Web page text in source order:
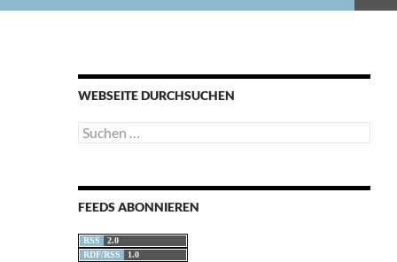
WEBSEITE DURCHSUCHEN
Suchen
nach:
FEEDS ABONNIEREN
RSS
2.0
RDF/RSS
1.0